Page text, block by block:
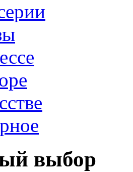
выбор